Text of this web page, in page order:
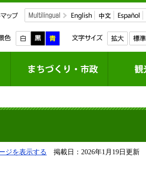
ジを表示する 掲載日：2026年1月19日更新